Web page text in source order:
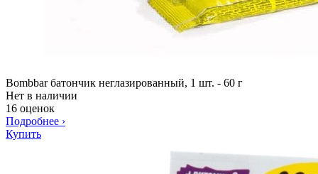
Bombbar батончик неглазированный, 1 шт. - 60 г
Нет в наличии
16 оценок
Подробнее ›
Купить